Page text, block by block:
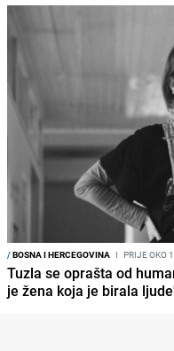
/BOSNA I HERCEGOVINA I PRIJE OKO
Tuzla se oprašta od
je žena koja je birala